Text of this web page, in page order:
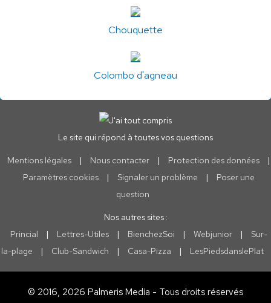
Chouquette
Colombo d'agneau
Le site qui répond à toutes vos questions
Mentions légales | Nous contacter | Protection des données
|
Paramètres cookies
| Signaler un problème |
Poser une
question
Nos autres sites :
Princial
| Lettres-Utiles | BienchezSoi | Webjunior |
Sur-
la-plage
| Club-Sandwich | Casa-Pizza | LesPiedsdanslePlat
© 2016, 2026 Palmeris Media - Tous droits réservés